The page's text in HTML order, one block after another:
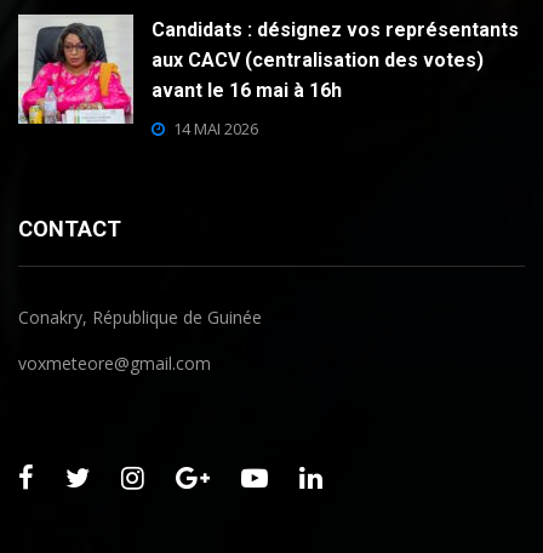
Candidats : désignez vos représentants
aux CACV (centralisation des votes)
avant le 16 mai à 16h
14 MAI 2026
CONTACT
Conakry, République de Guinée
voxmeteore@gmail.com